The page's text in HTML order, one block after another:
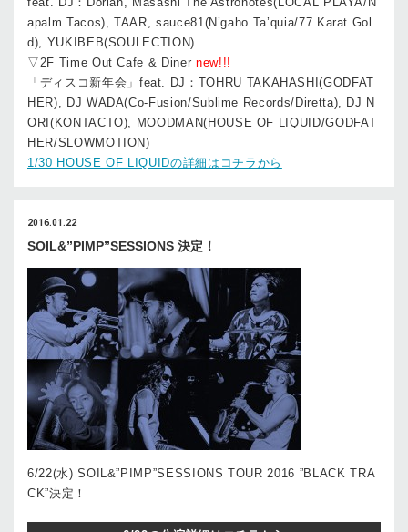
apalm Tacos), TAAR, sauce81(N’gaho Ta’quia/77 Karat Gol
d), YUKIBEB(SOULECTION)
▽2F Time Out Cafe & Diner new!!!
「ディスコ新年会」feat. DJ：TOHRU TAKAHASHI(GODFAT
HER), DJ WADA(Co-Fusion/Sublime Records/Diretta), DJ N
ORI(KONTACTO), MOODMAN(HOUSE OF LIQUID/GODFAT
HER/SLOWMOTION)
1/30 HOUSE OF LIQUIDの詳細はコチラから
2016.01.22
SOIL&”PIMP”SESSIONS 決定！
6/22(水) SOIL&”PIMP”SESSIONS TOUR 2016 ”BLACK TRA
CK”決定！